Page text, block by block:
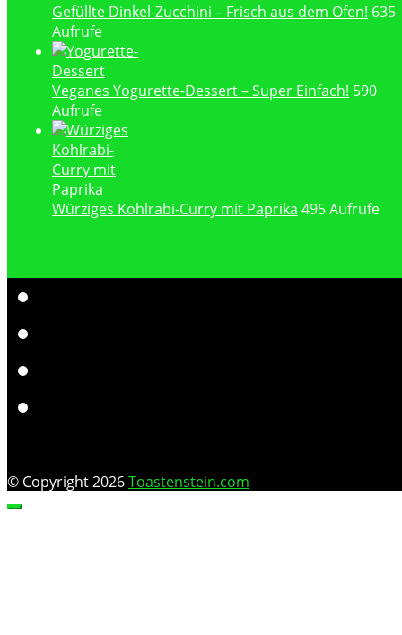
Gefüllte Dinkel-Zucchini – Frisch aus dem Ofen! 635
Aufrufe
Veganes Yogurette-Dessert – Super Einfach! 590
Aufrufe
Würziges Kohlrabi-Curry mit Paprika 495 Aufrufe
© Copyright 2026Toastenstein.com